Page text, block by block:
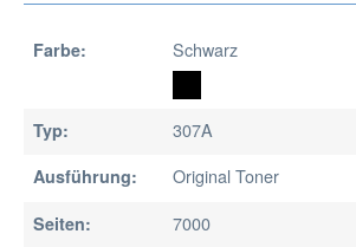
Farbe: Schwarz
Typ: 307A
Ausführung: Original Toner
Seiten: 7000